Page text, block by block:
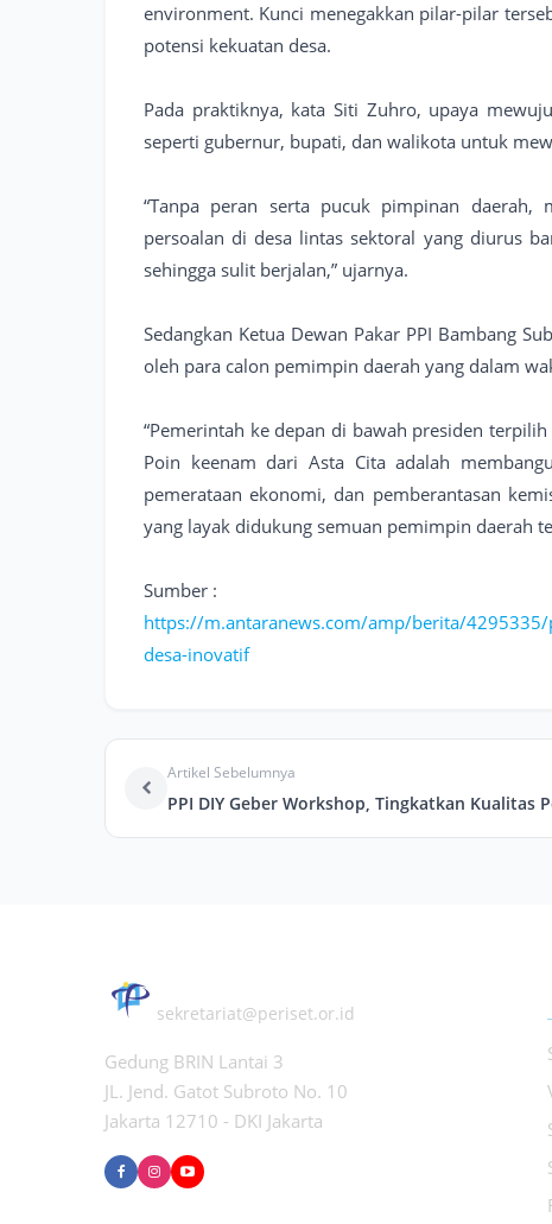
environment. Kunci menegakkan pilar-pilar
potensi kekuatan desa.
Pada praktiknya, kata Siti Zuhro, upaya
seperti gubernur, bupati, dan walikota untuk
“Tanpa peran serta pucuk pimpinan daerah,
persoalan di desa lintas sektoral yang diurus
sehingga sulit berjalan,” ujarnya.
Sedangkan Ketua Dewan Pakar PPI Bambang
oleh para calon pemimpin daerah yang dalam
“Pemerintah ke depan di bawah presiden
Poin keenam dari Asta Cita adalah
pemerataan ekonomi, dan pemberantasan
yang layak didukung semuan pemimpin daerah
Sumber :
https://m.antaranews.com/amp/berita/4295335/
desa-inovatif
Artikel Sebelumnya
sekretariat@periset.or.id
Gedung BRIN Lantai 3
JL. Jend. Gatot Subroto No. 10
Jakarta 12710 - DKI Jakarta